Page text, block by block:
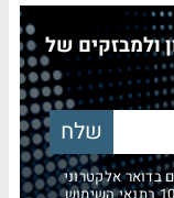
ולמבזקים של
בדואר אלקטרוני